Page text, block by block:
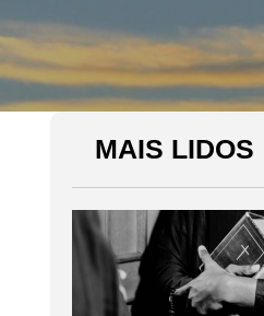
MAIS LIDOS